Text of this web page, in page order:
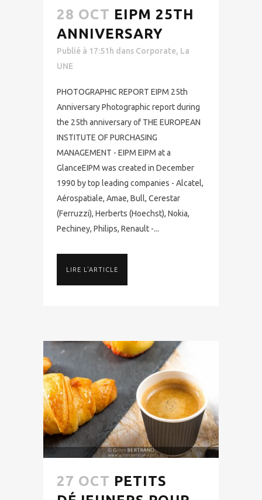
28 OCT EIPM 25TH
ANNIVERSARY
Publié à 17:51h dans Corporate, La
UNE
PHOTOGRAPHIC REPORT EIPM 25th
Anniversary Photographic report during
the 25th anniversary of THE EUROPEAN
INSTITUTE OF PURCHASING
MANAGEMENT - EIPM EIPM at a
GlanceEIPM was created in December
1990 by top leading companies - Alcatel,
Aérospatiale, Amae, Bull, Cerestar
(Ferruzzi), Herberts (Hoechst), Nokia,
Pechiney, Philips, Renault -...
LIRE L'ARTICLE
27 OCT PETITS